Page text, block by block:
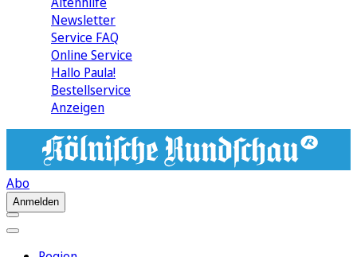
Newsletter
Service FAQ
Online Service
Hallo Paula!
Bestellservice
Anzeigen
Abo
Anmelden